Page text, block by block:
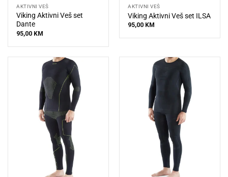
AKTIVNI VEŠ
Viking Aktivni Veš set
Dante
95,00 KM
AKTIVNI VEŠ
Viking Aktivni Veš set ILSA
95,00 KM